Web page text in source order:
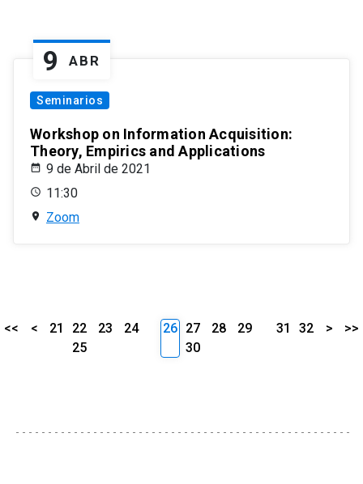
9 ABR
Seminarios
Workshop on Information Acquisition:
Theory, Empirics and Applications
9 de Abril de 2021
11:30
Zoom
<< < 21 22 23
24
25
26 27 28
29
30
31 32 > >>